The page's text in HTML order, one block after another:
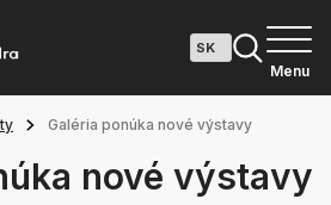
Menu
Galéria ponúka nové výstavy
nové výstavy